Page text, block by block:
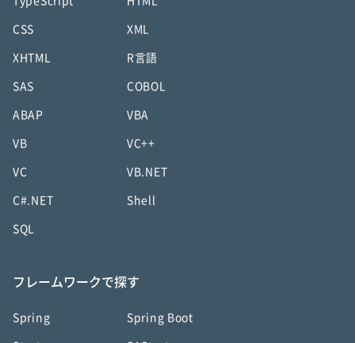
CSS XML
XHTML R言語
SAS COBOL
ABAP VBA
VB VC++
VC VB.NET
C#.NET Shell
SQL
フレームワークで探す
Spring Spring Boot